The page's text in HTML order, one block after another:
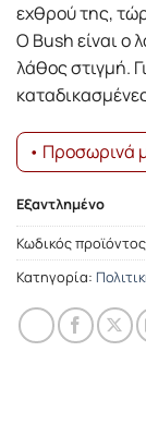
εχθρού της,
Ο Bush είναι ο
λάθος στιγμή.
• Προσωρινά
Εξαντλημένο
Κωδικός
Κατηγορία: